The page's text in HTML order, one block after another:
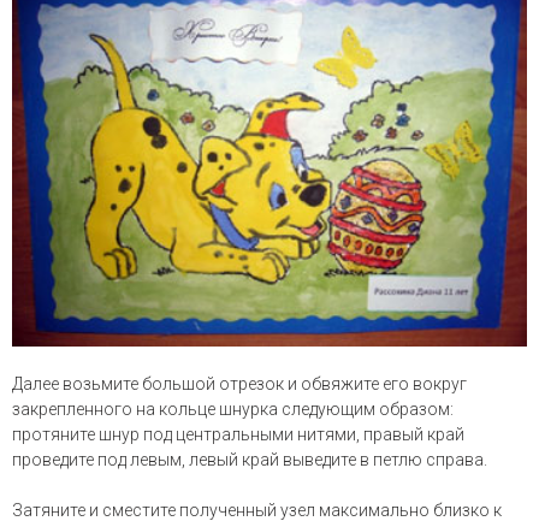
Далее возьмите большой отрезок и обвяжите его вокруг
закрепленного на кольце шнурка следующим образом:
протяните шнур под центральными нитями, правый край
проведите под левым, левый край выведите в петлю справа.
Затяните и сместите полученный узел максимально близко к